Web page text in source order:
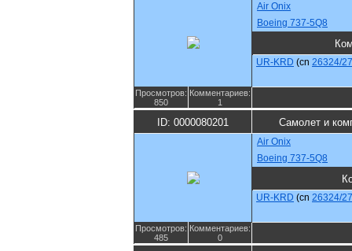
Air Onix
Boeing 737-5Q8
UR-KRD (cn 26324/
Просмотров:
850
Комментариев:
1
ID: 0000080201 Самолет и
Air Onix
Boeing 737-5Q8
UR-KRD (cn 26324/
Просмотров:
485
Комментариев:
0